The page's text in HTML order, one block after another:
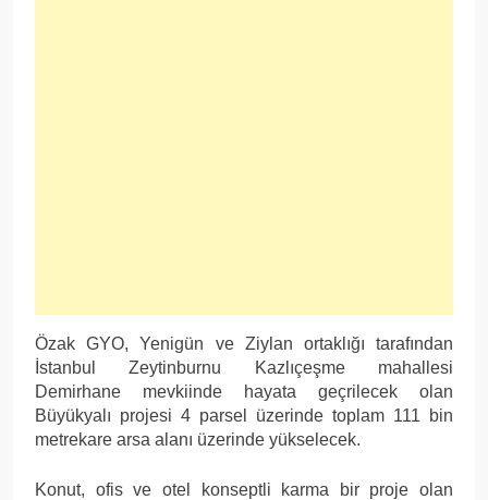
Özak GYO, Yenigün ve Ziylan ortaklığı tarafından
İstanbul Zeytinburnu Kazlıçeşme mahallesi
Demirhane mevkiinde hayata geçrilecek olan
Büyükyalı projesi 4 parsel üzerinde toplam 111 bin
metrekare arsa alanı üzerinde yükselecek.
Konut, ofis ve otel konseptli karma bir proje olan